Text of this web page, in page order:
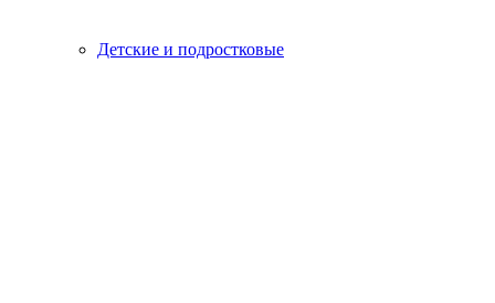
Детские и подростковые